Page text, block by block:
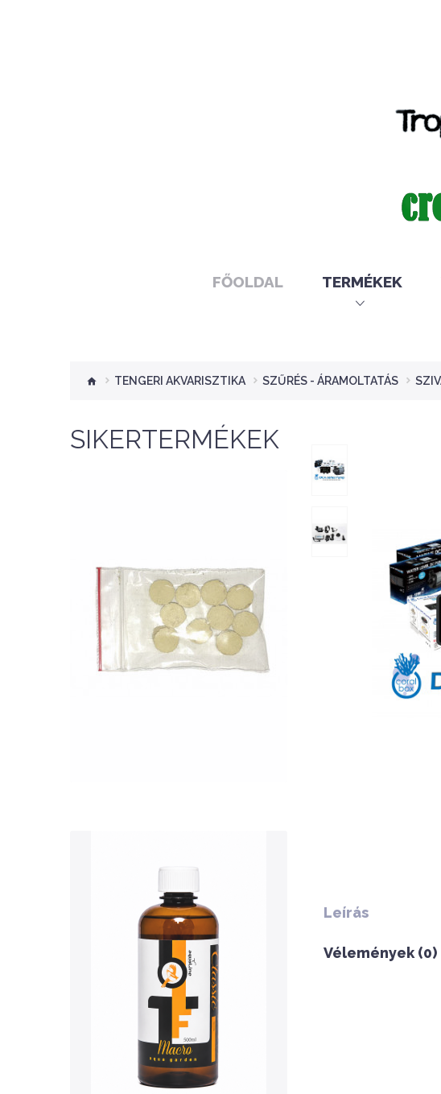
FŐOLDAL TERMÉKEK
TENGERI AKVARISZTIKA SZŰRÉS - ÁRAMOLTATÁS
SIKERTERMÉKEK
Nettó ár: 276 Ft
Aquaplant tápanyag
tabletta 10db
Nettó ár: 3,134 Ft
AquaLine TF Macro 500ml
KOSÁRBA
QUICK VIEW
Leírás
Vélemények (0)